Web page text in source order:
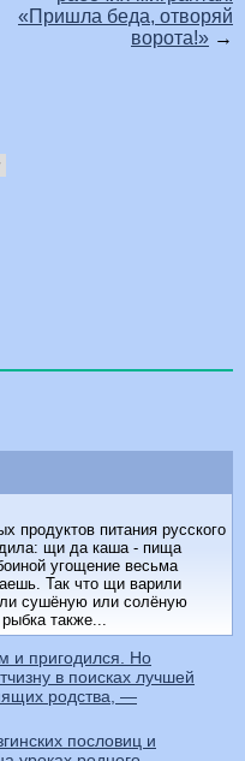
«Пришла беда, отворяй
ворота!» →
продуктов питания русского
щи да каша - пища
угощение весьма
Так что щи варили
сушёную или солёную
также...
и пригодился. Но
в поисках лучшей
родства, —
пословиц и